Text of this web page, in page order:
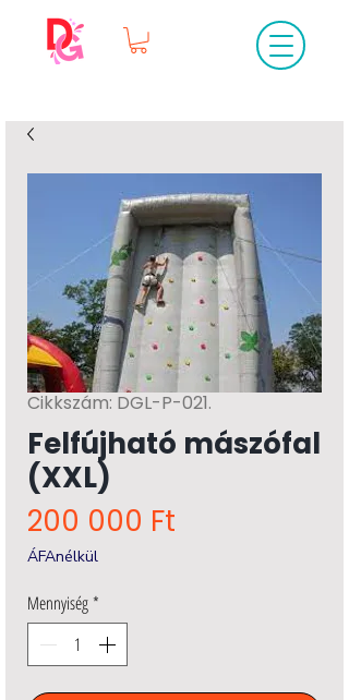
Cikkszám: DGL-P-021.
Felfújható mászófal
(XXL)
200 000 Ft
ÁFAnélkül
Mennyiség*